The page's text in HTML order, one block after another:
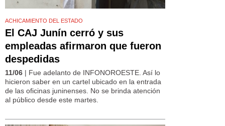
ACHICAMIENTO DEL ESTADO
El CAJ Junín cerró y sus
empleadas afirmaron que fueron
despedidas
11/06 | Fue adelanto de INFONOROESTE. Así lo
hicieron saber en un cartel ubicado en la entrada
de las oficinas juninenses. No se brinda atención
al público desde este martes.